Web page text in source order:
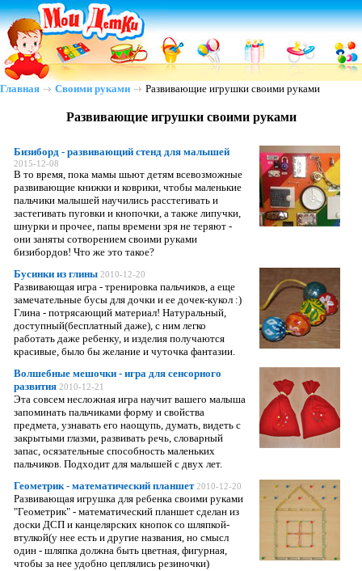
Главная Своими руками Развивающие игрушки своими руками
Развивающие игрушки своими руками
Бизиборд - развивающий стенд для малышей
2015-12-08
В то время, пока мамы шьют детям всевозможные
развивающие книжки и коврики, чтобы маленькие
пальчики малышей научились расстегивать и
застегивать пуговки и кнопочки, а также липучки,
шнурки и прочее, папы времени зря не теряют -
они заняты сотворением своими руками
бизибордов! Что же это такое?
Бусинки из глины 2010-12-20
Развивающая игра - тренировка пальчиков, а еще
замечательные бусы для дочки и ее дочек-кукол :)
Глина - потрясающий материал! Натуральный,
доступный(бесплатный даже), с ним легко
работать даже ребенку, и изделия получаются
красивые, было бы желание и чуточка фантазии.
Волшебные мешочки - игра для сенсорного
развития 2010-12-21
Эта совсем несложная игра научит вашего малыша
запоминать пальчиками форму и свойства
предмета, узнавать его наощупь, думать, видеть с
закрытыми глазми, развивать речь, словарный
запас, осязательные способность маленьких
пальчиков. Подходит для малышей с двух лет.
Геометрик - математический планшет 2010-12-20
Развивающая игрушка для ребенка своими руками
"Геометрик" - математический планшет сделан из
доски ДСП и канцелярских кнопок со шляпкой-
втулкой(у нее есть и другие названия, но смысл
один - шляпка должна быть цветная, фигурная,
чтобы за нее удобно цеплялись резиночки)